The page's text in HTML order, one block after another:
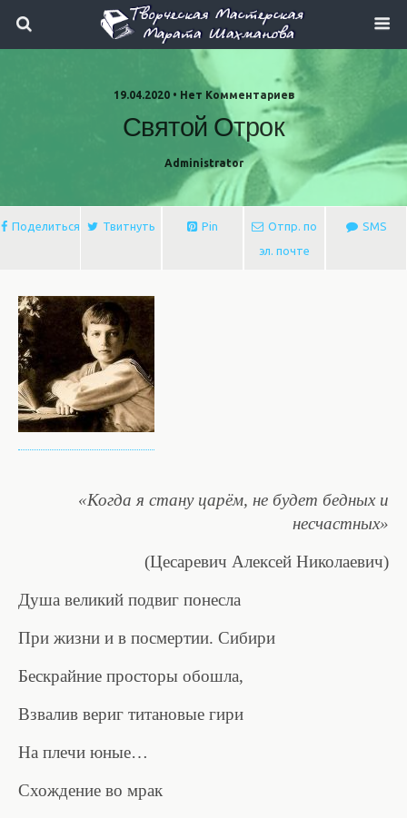
19.04.2020 • Нет Комментариев
Святой Отрок
Administrator
Поделиться Твитнуть Pin
Отпр. по
эл. почте
SMS
«Когда я стану царём, не будет бедных и
несчастных»
(Цесаревич Алексей Николаевич)
Душа великий подвиг понесла
При жизни и в посмертии. Сибири
Бескрайние просторы обошла,
Взвалив вериг титановые гири
На плечи юные…
Схождение во мрак